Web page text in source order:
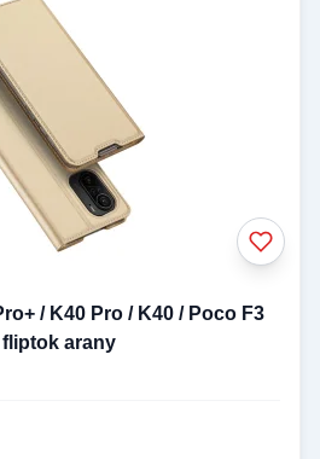
/ K40 Pro / K40 / Poco F3
arany